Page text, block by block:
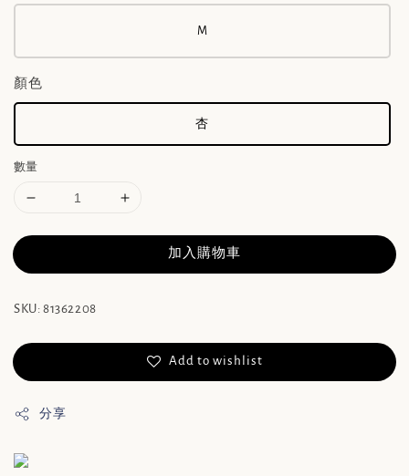
M
顏色
杏
數量
加入購物車
SKU: 81362208
Add to wishlist
分享